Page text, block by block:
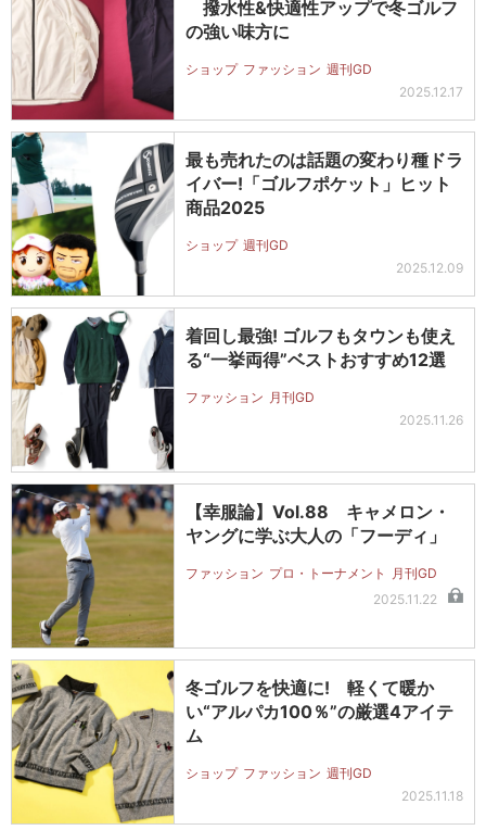
撥水性&快適性アップで冬ゴルフ
の強い味方に
ショップ ファッション 週刊GD
2025.12.17
最も売れたのは話題の変わり種ドラ
イバー!「ゴルフポケット」ヒット
商品2025
ショップ 週刊GD
2025.12.09
着回し最強! ゴルフもタウンも使え
る“一挙両得”ベストおすすめ12選
ファッション 月刊GD
2025.11.26
【幸服論】Vol.88 キャメロン・
ヤングに学ぶ大人の「フーディ」
ファッション プロ・トーナメント
月刊GD
2025.11.22
冬ゴルフを快適に! 軽くて暖か
い“アルパカ100％”の厳選4アイテ
ム
ショップ ファッション 週刊GD
2025.11.18